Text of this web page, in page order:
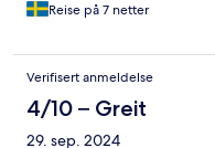
Reise på 7 netter
Verifisert anmeldelse
4/10 – Greit
29. sep. 2024